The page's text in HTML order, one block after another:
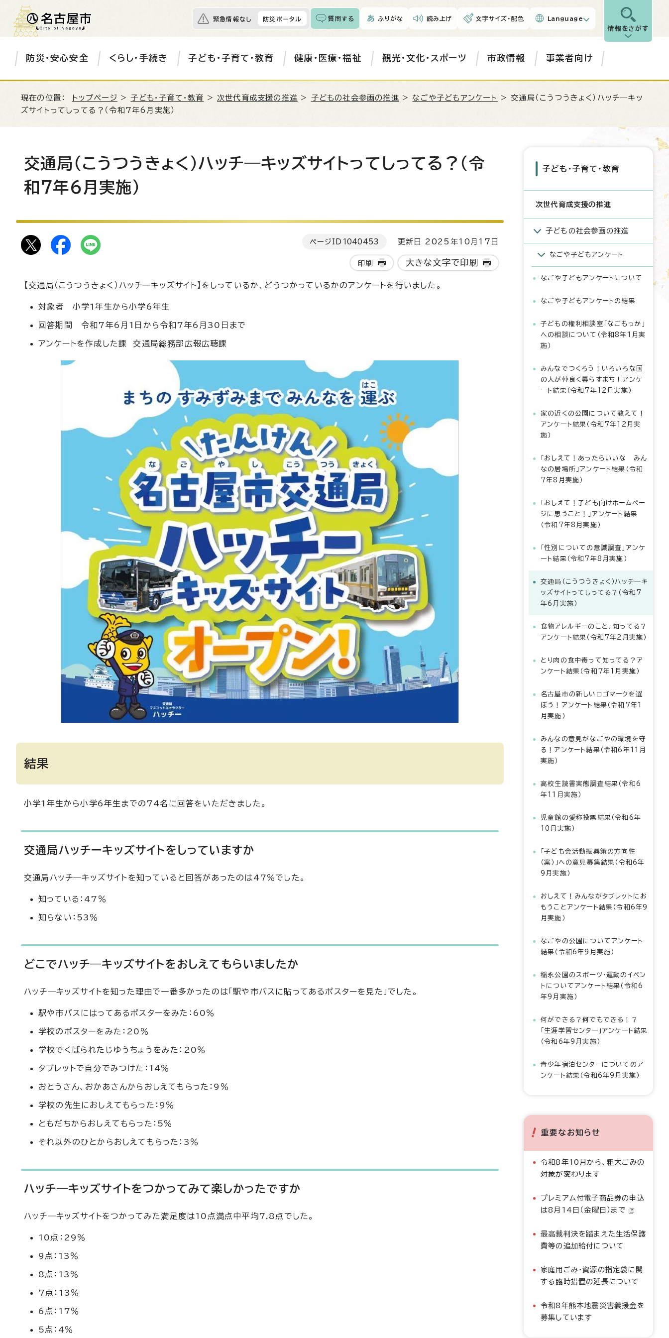
緊急情報なし 防災ポータル 質問する ふりがな 読み上げ 文字サイズ・配色 Language
情報をさがす
防災・安心安全 くらし・手続き 子ども・子育て・教育 健康・医療・福祉 観光・文化・スポーツ 市政情報 事業者向け
現在の位置： トップページ >子ども・子育て・教育 > 次世代育成支援の推進 > 子どもの社会参画の推進 > なごや子どもアンケート
> 交通局（こうつうきょく）ハッチ―キッ
ズサイトってしってる？（令和7年6月実施）
交通局（こうつうきょく）ハッチ―キッズサイトってしってる？（令
和7年6月実施）
ページID 1040453 更新日 2025年10月17日
印刷 大きな文字で印刷
【交通局（こうつうきょく）ハッチ―キッズサイト】をしっているか、どうつかっているかのアンケートを行いました。
対象者 小学1年生から小学6年生
回答期間 令和7年6月1日から令和7年6月30日まで
アンケートを作成した課 交通局総務部広報広聴課
結果
小学1年生から小学6年生までの74名に回答をいただきました。
交通局ハッチーキッズサイトをしっていますか
交通局ハッチ―キッズサイトを知っていると回答があったのは47％でした。
知っている：47％
知らない：53％
どこでハッチ―キッズサイトをおしえてもらいましたか
ハッチ―キッズサイトを知った理由で一番多かったのは「駅や市バスに貼ってあるポスターを見た」でした。
駅や市バスにはってあるポスターをみた：60％
学校のポスターをみた：20％
学校でくばられたじゆうちょうをみた：20％
タブレットで自分でみつけた：14％
おとうさん、おかあさんからおしえてもらった：9％
学校の先生におしえてもらった：9％
ともだちからおしえてもらった：5％
それ以外のひとからおしえてもらった：3％
ハッチ―キッズサイトをつかってみて楽しかったですか
ハッチ―キッズサイトをつかってみた満足度は10点満点中平均7.8点でした。
10点：29％
9点：13％
8点：13％
7点：13％
6点：17％
5点：4％
子ども・子育て・教育
次世代育成支援の推進
子どもの社会参画の推進
なごや子どもアンケート
なごや子どもアンケートについて
なごや子どもアンケートの結果
子どもの権利相談室「なごもっか」
への相談について（令和8年1月実
施）
みんなでつくろう！いろいろな国
の人が仲良く暮らすまち！アンケ
ート結果（令和7年12月実施）
家の近くの公園について教えて！
アンケート結果（令和7年12月実
施）
「おしえて！あったらいいな みん
なの居場所」アンケート結果（令和
7年8月実施）
「おしえて！子ども向けホームペー
ジに思うこと！」アンケート結果
（令和7年8月実施）
「性別についての意識調査」アンケ
ート結果（令和7年8月実施）
交通局（こうつうきょく）ハッチ―キ
ッズサイトってしってる？（令和7
年6月実施）
食物アレルギーのこと、知ってる？
アンケート結果（令和7年2月実施）
とり肉の食中毒って知ってる？ア
ンケート結果（令和7年1月実施）
名古屋市の新しいロゴマークを選
ぼう！アンケート結果（令和7年1
月実施）
みんなの意見がなごやの環境を守
る！アンケート結果（令和6年11月
実施）
高校生読書実態調査結果（令和6
年11月実施）
児童館の愛称投票結果（令和6年
10月実施）
「子ども会活動振興策の方向性
（案）」への意見募集結果（令和6年
9月実施）
おしえて！みんながタブレットにお
もうことアンケート結果（令和6年9
月実施）
なごやの公園についてアンケート
結果（令和6年9月実施）
稲永公園のスポーツ・運動のイベン
トについてアンケート結果（令和6
年9月実施）
何ができる？何でもできる！？
「生涯学習センター」アンケート結果
（令和6年9月実施）
青少年宿泊センターについてのア
ンケート結果（令和6年9月実施）
重要なお知らせ
令和8年10月から、粗大ごみの
対象が変わります
プレミアム付電子商品券の申込
は8月14日（金曜日）まで
最高裁判決を踏まえた生活保護
費等の追加給付について
家庭用ごみ・資源の指定袋に関
する臨時措置の延長について
令和8年熊本地震災害義援金を
募集しています